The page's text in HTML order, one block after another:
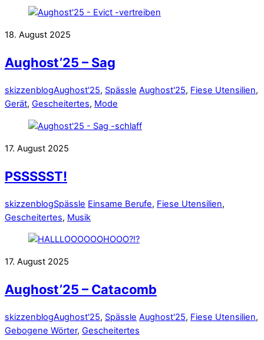
18. August 2025
Aughost’25 – Sag
skizzenblogAughost'25, Spässle Aughost'25, Fiese Utensilien,
Gerät, Gescheitertes, Mode
17. August 2025
PSSSSST!
skizzenblogSpässle Einsame Berufe, Fiese Utensilien,
Gescheitertes, Musik
17. August 2025
Aughost’25 – Catacomb
skizzenblogAughost'25, Spässle Aughost'25, Fiese Utensilien,
Gebogene Wörter, Gescheitertes